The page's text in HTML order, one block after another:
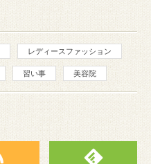
レディースファッション
習い事 美容院